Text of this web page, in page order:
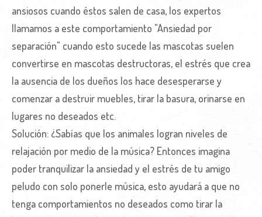
ansiosos cuando éstos salen de casa, los expertos
llamamos a este comportamiento "Ansiedad por
separación" cuando esto sucede las mascotas suelen
convertirse en mascotas destructoras, el estrés que crea
la ausencia de los dueños los hace desesperarse y
comenzar a destruir muebles, tirar la basura, orinarse en
lugares no deseados etc.
Solución: ¿Sabías que los animales logran niveles de
relajación por medio de la música? Entonces imagina
poder tranquilizar la ansiedad y el estrés de tu amigo
peludo con solo ponerle música, esto ayudará a que no
tenga comportamientos no deseados como tirar la